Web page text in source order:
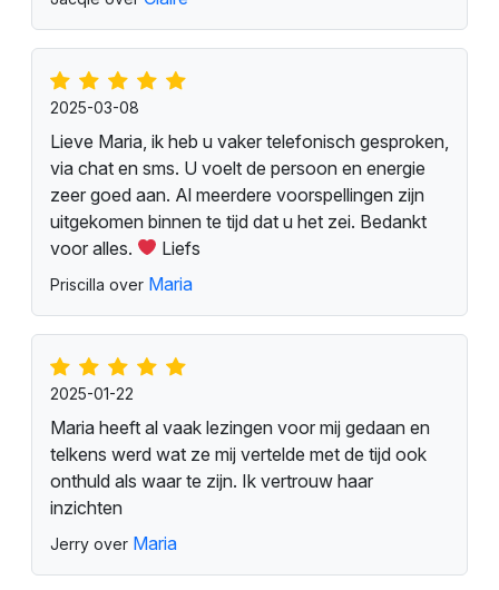
2025-03-08
Lieve Maria, ik heb u vaker telefonisch gesproken,
via chat en sms. U voelt de persoon en energie
zeer goed aan. Al meerdere voorspellingen zijn
uitgekomen binnen te tijd dat u het zei. Bedankt
voor alles.
Liefs
Priscilla over Maria
2025-01-22
Maria heeft al vaak lezingen voor mij gedaan en
telkens werd wat ze mij vertelde met de tijd ook
onthuld als waar te zijn. Ik vertrouw haar
inzichten
Jerry over Maria